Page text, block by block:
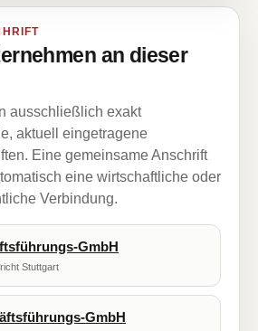
an dieser
ausschließlich exakt
aktuell eingetragene
Eine gemeinsame Anschrift
eine wirtschaftliche oder
Verbindung.
GmbH
Stuttgart
GmbH